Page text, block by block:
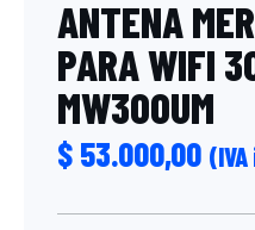
ANTENA
PARA WIFI
MW300UM
$ 53.000,00